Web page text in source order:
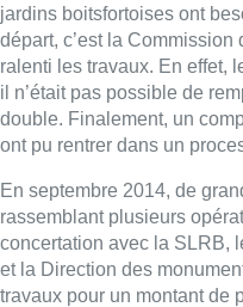
jardins boitsfortoises ont
départ, c’est la
ralenti les travaux. En effet,
il n’était pas possible de
double. Finalement, un
ont pu rentrer dans un
En septembre 2014, de
rassemblant plusieurs
concertation avec la SLRB,
et la Direction des
travaux pour un montant de